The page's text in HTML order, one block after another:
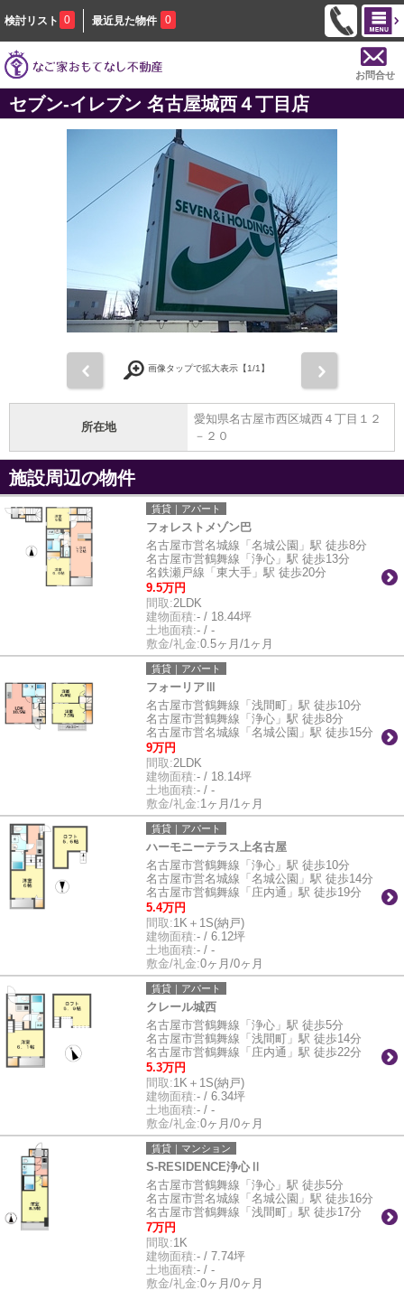
検討リスト 0 最近見た物件 0
お問合せ
セブン‐イレブン 名古屋城西４丁目店
画像タップで拡大表示【1/1】
所在地
愛知県名古屋市西区城西４丁目１２
－２０
施設周辺の物件
賃貸｜アパート
フォレストメゾン巴
名古屋市営名城線「名城公園」駅 徒歩8分
名古屋市営鶴舞線「浄心」駅 徒歩13分
名鉄瀬戸線「東大手」駅 徒歩20分
9.5万円
間取:2LDK
建物面積:- / 18.44坪
土地面積:- / -
敷金/礼金:0.5ヶ月/1ヶ月
賃貸｜アパート
フォーリアⅢ
名古屋市営鶴舞線「浅間町」駅 徒歩10分
名古屋市営鶴舞線「浄心」駅 徒歩8分
名古屋市営名城線「名城公園」駅 徒歩15分
9万円
間取:2LDK
建物面積:- / 18.14坪
土地面積:- / -
敷金/礼金:1ヶ月/1ヶ月
賃貸｜アパート
ハーモニーテラス上名古屋
名古屋市営鶴舞線「浄心」駅 徒歩10分
名古屋市営名城線「名城公園」駅 徒歩14分
名古屋市営鶴舞線「庄内通」駅 徒歩19分
5.4万円
間取:1K＋1S(納戸)
建物面積:- / 6.12坪
土地面積:- / -
敷金/礼金:0ヶ月/0ヶ月
賃貸｜アパート
クレール城西
名古屋市営鶴舞線「浄心」駅 徒歩5分
名古屋市営鶴舞線「浅間町」駅 徒歩14分
名古屋市営鶴舞線「庄内通」駅 徒歩22分
5.3万円
間取:1K＋1S(納戸)
建物面積:- / 6.34坪
土地面積:- / -
敷金/礼金:0ヶ月/0ヶ月
賃貸｜マンション
S-RESIDENCE浄心Ⅱ
名古屋市営鶴舞線「浄心」駅 徒歩5分
名古屋市営名城線「名城公園」駅 徒歩16分
名古屋市営鶴舞線「浅間町」駅 徒歩17分
7万円
間取:1K
建物面積:- / 7.74坪
土地面積:- / -
敷金/礼金:0ヶ月/0ヶ月